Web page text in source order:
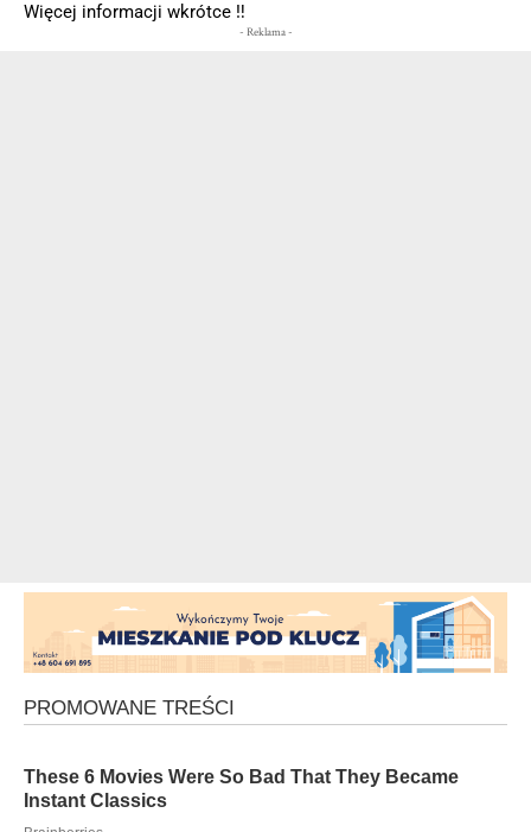
Więcej informacji wkrótce ‼️
- Reklama -